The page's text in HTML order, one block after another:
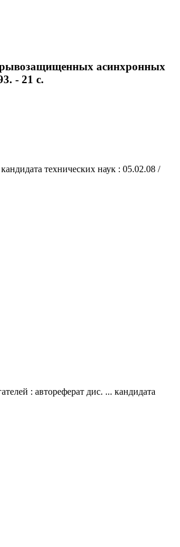
асинхронных
- 21 с.
технических наук : 05.02.08 /
: автореферат дис. ... кандидата